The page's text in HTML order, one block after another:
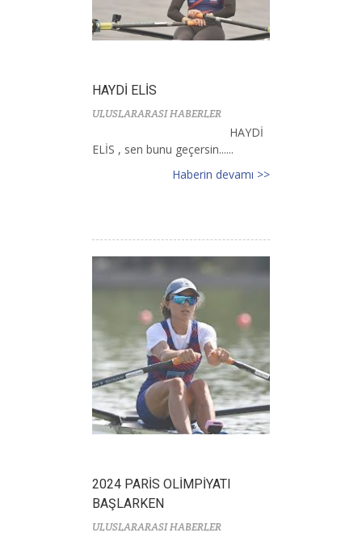
HAYDİ ELİS
ULUSLARARASI HABERLER
HAYDİ
ELİS , sen bunu geçersin......
Haberin devamı >>
2024 PARİS OLİMPİYATI
BAŞLARKEN
ULUSLARARASI HABERLER